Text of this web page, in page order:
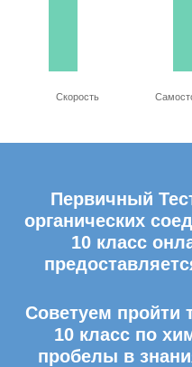
Скорость
Первичный
органических
10 класс
Советуем пройти
10 класс по
пробелы в